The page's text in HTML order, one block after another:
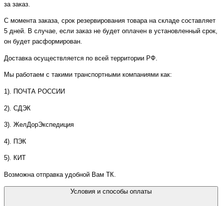
за заказ.
С момента заказа, срок резервирования товара на складе составляет
5 дней. В случае, если заказ не будет оплачен в установленный срок,
он будет расформирован.
Доставка осуществляется по всей территории РФ.
Мы работаем с такими транспортными компаниями как:
1). ПОЧТА РОССИИ
2). СДЭК
3). ЖелДорЭкспедиция
4). ПЭК
5). КИТ
Возможна отправка удобной Вам ТК.
Условия и способы оплаты